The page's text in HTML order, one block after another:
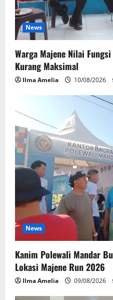
News
Warga Majene Nilai
Kurang Maksimal
Ilma Amelia 10/08/2026
News
Kanim Polewali Mandar
Lokasi Majene Run 2026
Ilma Amelia 09/08/2026